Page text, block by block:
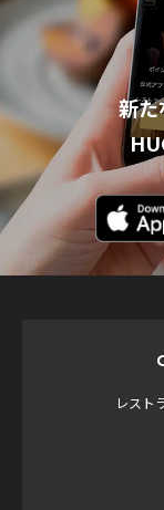
新た
レスト